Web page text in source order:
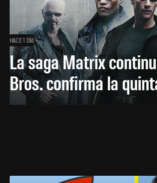
HACE 1 DÍA
La saga Matrix
Bros. confirma la